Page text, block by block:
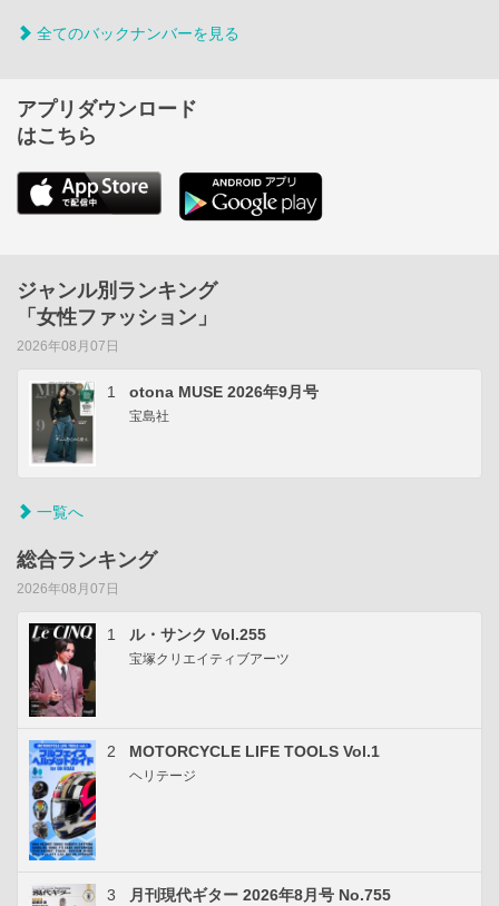
全てのバックナンバーを見る
アプリダウンロード
はこちら
ジャンル別ランキング
「女性ファッション」
2026年08月07日
1 otona MUSE 2026年9月号
宝島社
一覧へ
総合ランキング
2026年08月07日
1 ル・サンク Vol.255
宝塚クリエイティブアーツ
2 MOTORCYCLE LIFE TOOLS Vol.1
ヘリテージ
3 月刊現代ギター 2026年8月号 No.755